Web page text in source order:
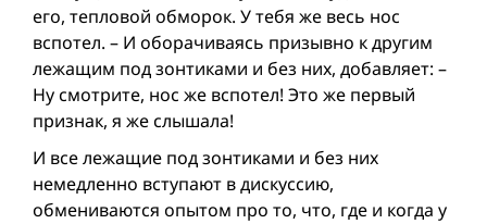
его, тепловой обморок. У тебя же весь нос
вспотел. – И оборачиваясь призывно к другим
лежащим под зонтиками и без них, добавляет: –
Ну смотрите, нос же вспотел! Это же первый
признак, я же слышала!
И все лежащие под зонтиками и без них
немедленно вступают в дискуссию,
обмениваются опытом про то, что, где и когда у